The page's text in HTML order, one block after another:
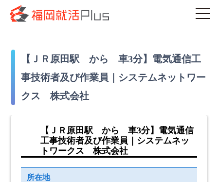
【ＪＲ原田駅 から 車3分】電気通信工
事技術者及び作業員｜システムネットワー
クス 株式会社
【ＪＲ原田駅 から 車3分】電気通信
工事技術者及び作業員｜システムネッ
トワークス 株式会社
所在地